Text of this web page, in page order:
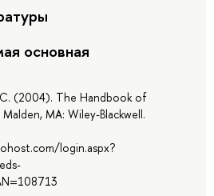
основная
C. (2004). The Handbook of
MA: Wiley-Blackwell.
login.aspx?